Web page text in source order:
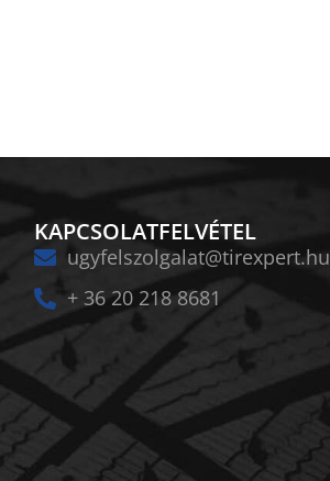
KAPCSOLATFELVÉTEL
ugyfelszolgalat@tirexpert.hu
+ 36 20 218 8681